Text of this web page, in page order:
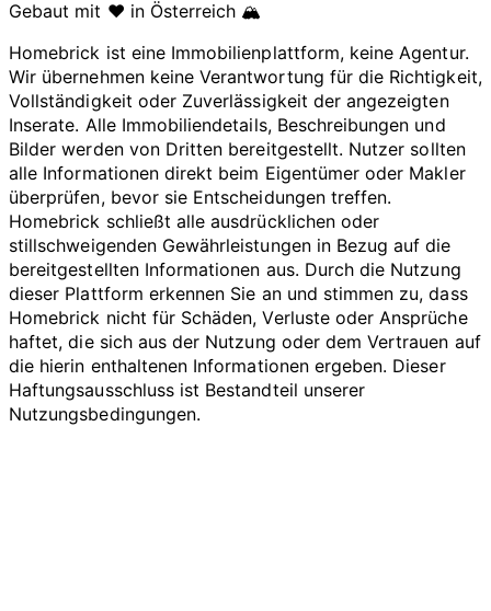
Gebaut mit ❤️ in Österreich 🏔️
Homebrick ist eine Immobilienplattform, keine Agentur.
Wir übernehmen keine Verantwortung für die Richtigkeit,
Vollständigkeit oder Zuverlässigkeit der angezeigten
Inserate. Alle Immobiliendetails, Beschreibungen und
Bilder werden von Dritten bereitgestellt. Nutzer sollten
alle Informationen direkt beim Eigentümer oder Makler
überprüfen, bevor sie Entscheidungen treffen.
Homebrick schließt alle ausdrücklichen oder
stillschweigenden Gewährleistungen in Bezug auf die
bereitgestellten Informationen aus. Durch die Nutzung
dieser Plattform erkennen Sie an und stimmen zu, dass
Homebrick nicht für Schäden, Verluste oder Ansprüche
haftet, die sich aus der Nutzung oder dem Vertrauen auf
die hierin enthaltenen Informationen ergeben. Dieser
Haftungsausschluss ist Bestandteil unserer
Nutzungsbedingungen.